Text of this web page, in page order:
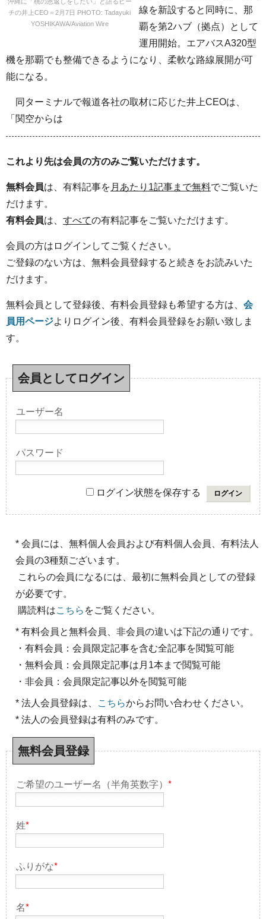
チの井上CEO＝2月7日 PHOTO: Tadayuki
YOSHIKAWA/Aviation Wire
線を新設すると同時に、那
覇を第2ハブ（拠点）として
運用開始。エアバスA320型
機を那覇でも整備できるようになり、柔軟な路線展開が可
能になる。
同ターミナルで報道各社の取材に応じた井上CEOは、
「関空からは
これより先は会員の方のみご覧いただけます。
無料会員は、有料記事を 月あたり1記事まで無料でご覧いた
だけます。
有料会員は、 すべての有料記事をご覧いただけます。
会員の方はログインしてご覧ください。
ご登録のない方は、無料会員登録すると続きをお読みいた
だけます。
無料会員として登録後、有料会員登録も希望する方は、 会
員用ページよりログイン後、有料会員登録をお願い致しま
す。
会員としてログイン
ユーザー名
パスワード
ログイン状態を保存する
* 会員には、無料個人会員および有料個人会員、有料法人
会員の3種類ございます。
これらの会員になるには、最初に無料会員としての登録
が必要です。
購読料はこちら をご覧ください。
* 有料会員と無料会員、非会員の違いは下記の通りです。
・有料会員：会員限定記事を含む全記事を閲覧可能
・無料会員：会員限定記事は月1本まで閲覧可能
・非会員：会員限定記事以外を閲覧可能
* 法人会員登録は、 こちらからお問い合わせください。
* 法人の会員登録は有料のみです。
無料会員登録
ご希望のユーザー名（半角英数字） *
姓*
ふりがな*
名*